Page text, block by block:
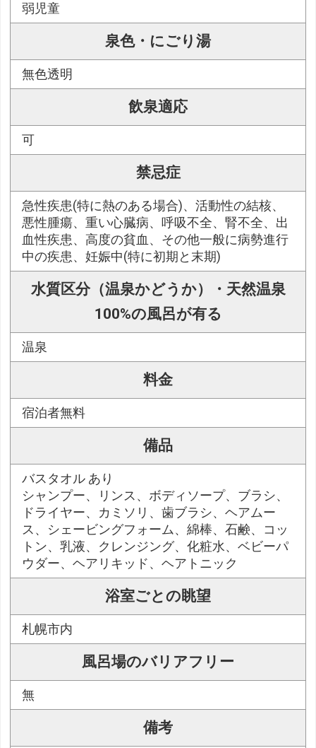
弱児童
泉色・にごり湯
無色透明
飲泉適応
可
禁忌症
急性疾患(特に熱のある場合)、活動性の結核、
悪性腫瘍、重い心臓病、呼吸不全、腎不全、出
血性疾患、高度の貧血、その他一般に病勢進行
中の疾患、妊娠中(特に初期と末期)
水質区分（温泉かどうか）・天然温泉
100%の風呂が有る
温泉
料金
宿泊者無料
備品
バスタオル あり
シャンプー、リンス、ボディソープ、ブラシ、
ドライヤー、カミソリ、歯ブラシ、ヘアムー
ス、シェービングフォーム、綿棒、石鹸、コッ
トン、乳液、クレンジング、化粧水、ベビーパ
ウダー、ヘアリキッド、ヘアトニック
浴室ごとの眺望
札幌市内
風呂場のバリアフリー
無
備考